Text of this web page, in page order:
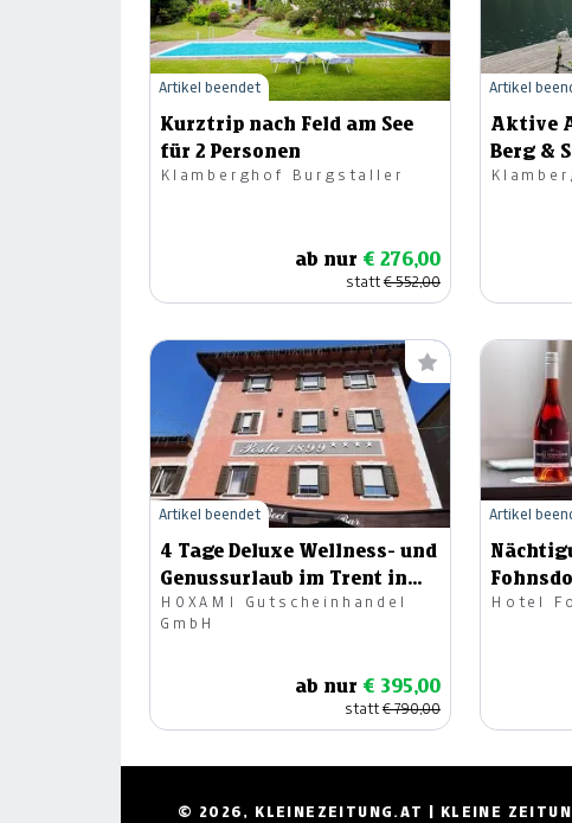
Kurztrip nach Feld am See
für 2 Personen
Klamberghof Burgstaller
ab nur € 276,00
statt€ 552,00
Artikel beendet
Aktive
Berg &
Artikel
4 Tage Deluxe Wellness- und
Genussurlaub im Trent in
einer Suite
HOXAMI Gutscheinhandel
GmbH
ab nur € 395,00
statt€ 790,00
Artikel beendet
Hotel
Artikel
© 2026, KLEINEZEITUNG.AT | KLEINE